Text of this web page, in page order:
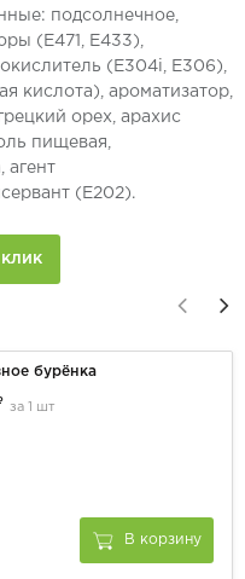
подсолнечное,
(Е471, Е433),
(Е304i, Е306),
кислота), ароматизатор,
орех, арахис
пищевая,
агент
(Е202).
клик
бурёнка
за 1 шт
В корзину